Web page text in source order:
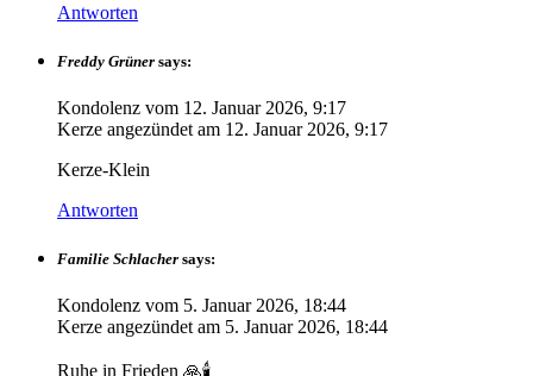
Antworten
Freddy Grüner says:
Kondolenz vom 12. Januar 2026, 9:17
Kerze angezündet am 12. Januar 2026, 9:17
Kerze-Klein
Antworten
Familie Schlacher says:
Kondolenz vom 5. Januar 2026, 18:44
Kerze angezündet am 5. Januar 2026, 18:44
Ruhe in Frieden 🙏🕯️